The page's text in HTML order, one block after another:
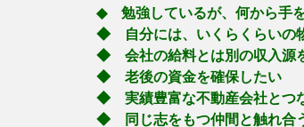
◆ 勉強しているが、何から手
◆ 自分には、いくらくらいの
◆ 会社の給料とは別の収入源
◆ 老後の資金を確保したい
◆ 実績豊富な不動産会社とつ
◆ 同じ志をもつ仲間と触れ合